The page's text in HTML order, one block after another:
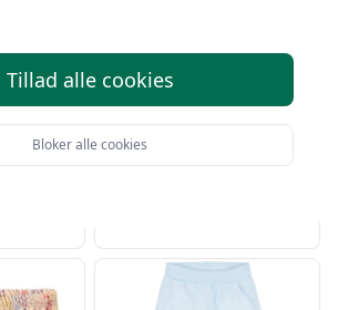
Tillad alle cookies
Bloker alle cookies